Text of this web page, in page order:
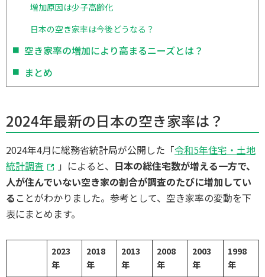
増加原因は少子高齢化
日本の空き家率は今後どうなる？
空き家率の増加により高まるニーズとは？
まとめ
2024年最新の日本の空き家率は？
2024年4月に総務省統計局が公開した「令和5年住宅・土地
統計調査
」によると、 日本の総住宅数が増える一方で、
人が住んでいない空き家の割合が調査のたびに増加してい
る ことがわかりました。参考として、空き家率の変動を下
表にまとめます。
2023
年
2018
年
2013
年
2008
年
2003
年
1998
年